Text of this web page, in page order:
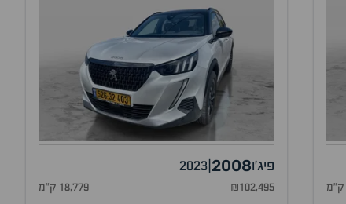
פיג'ו2008
2023
₪102,495 18,779 ק"מ